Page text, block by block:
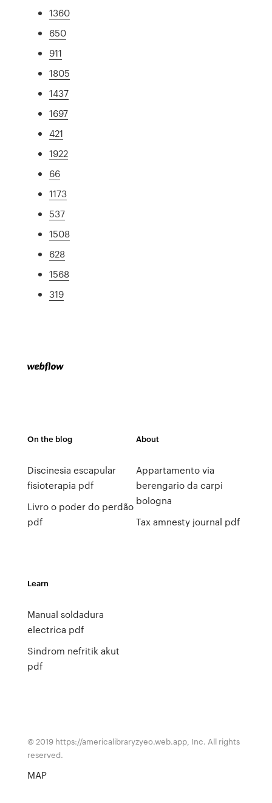
1360
650
911
1805
1437
1697
421
1922
66
1173
537
1508
628
1568
319
On the blog
Discinesia escapular
fisioterapia pdf
Livro o poder do perdão
pdf
About
Appartamento via
berengario da carpi
bologna
Tax amnesty journal pdf
Learn
Manual soldadura
electrica pdf
Sindrom nefritik akut
pdf
© 2019 https://americalibraryzyeo.web.app, Inc. All rights
reserved.
MAP